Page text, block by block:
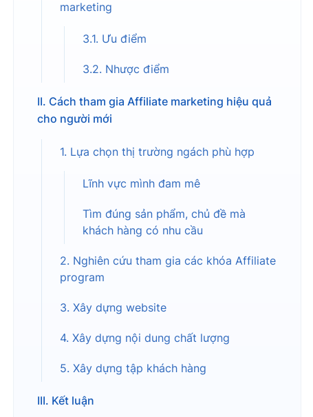
marketing
3.1. Ưu điểm
3.2. Nhược điểm
II. Cách tham gia Affiliate marketing hiệu quả
cho người mới
1. Lựa chọn thị trường ngách phù hợp
Lĩnh vực mình đam mê
Tìm đúng sản phẩm, chủ đề mà
khách hàng có nhu cầu
2. Nghiên cứu tham gia các khóa Affiliate
program
3. Xây dựng website
4. Xây dựng nội dung chất lượng
5. Xây dựng tập khách hàng
III. Kết luận